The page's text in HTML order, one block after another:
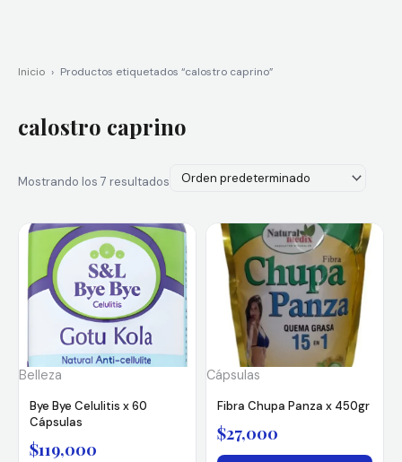
Inicio › Productos etiquetados “calostro caprino”
calostro caprino
Mostrando los 7 resultados
Belleza
Bye Bye Celulitis x 60
Cápsulas
$119,000
Cápsulas
Fibra Chupa Panza x 450gr
$27,000